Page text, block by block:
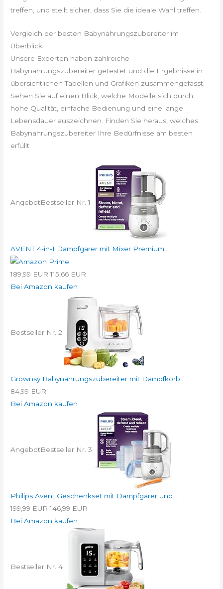
treffen, und stellt sicher, dass Sie die ideale Wahl treffen.
Vergleich der besten Babynahrungszubereiter im
Überblick
Unsere Experten haben zahlreiche
Babynahrungszubereiter getestet und die Ergebnisse in
übersichtlichen Tabellen und Grafiken zusammengefasst.
Sehen Sie auf einen Blick, welche Modelle sich durch
hohe Qualität, einfache Bedienung und eine lange
Lebensdauer auszeichnen. Finden Sie heraus, welches
Babynahrungszubereiter Ihre Bedürfnisse am besten
erfüllt.
AngebotBestseller Nr. 1
AVENT 4-in-1 Dampfgarer mit Mixer Premium...
189,99 EUR 115,66 EUR
Bei Amazon kaufen
Bestseller Nr. 2
Grownsy Babynahrungszubereiter mit Dampfkorb...
84,99 EUR
Bei Amazon kaufen
AngebotBestseller Nr. 3
Philips Avent Geschenkset mit Dampfgarer und...
199,99 EUR 146,99 EUR
Bei Amazon kaufen
Bestseller Nr. 4